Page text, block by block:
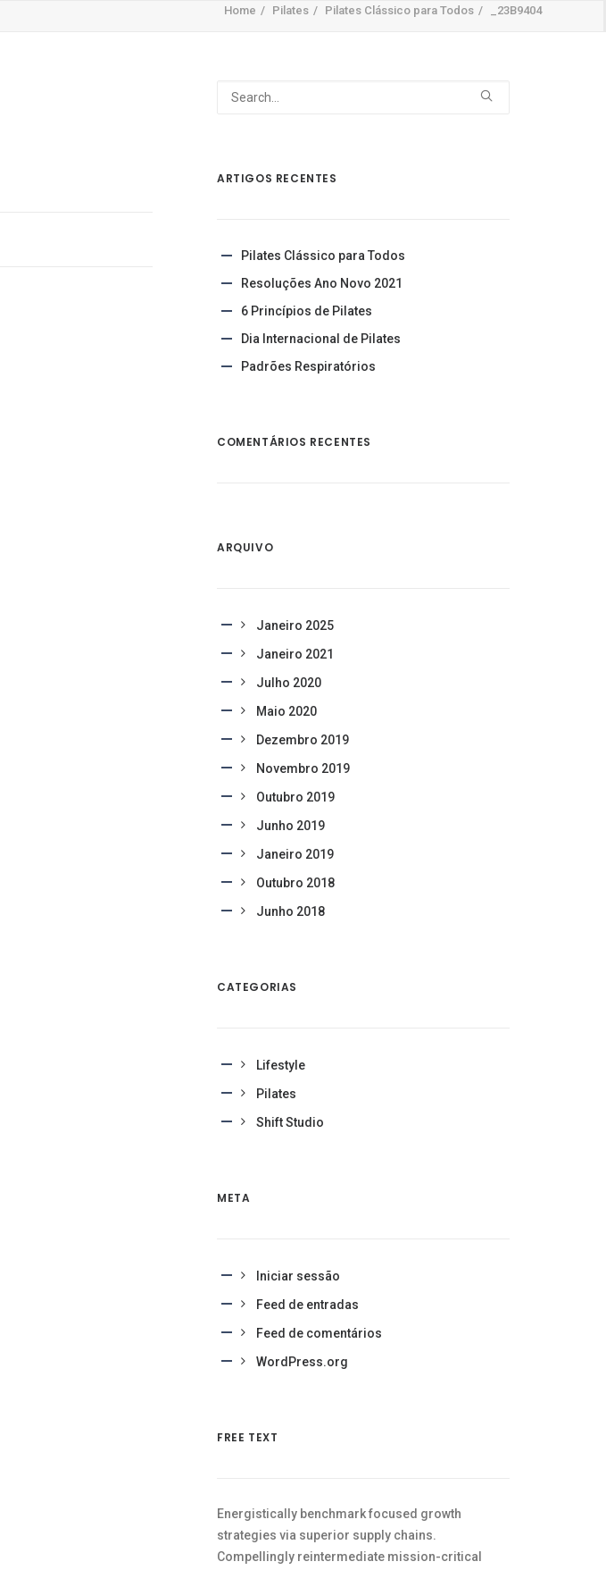
Home Pilates Pilates Clássico para Todos _23B9404
ARTIGOS RECENTES
Pilates Clássico para Todos
Resoluções Ano Novo 2021
6 Princípios de Pilates
Dia Internacional de Pilates
Padrões Respiratórios
COMENTÁRIOS RECENTES
ARQUIVO
Janeiro 2025
Janeiro 2021
Julho 2020
Maio 2020
Dezembro 2019
Novembro 2019
Outubro 2019
Junho 2019
Janeiro 2019
Outubro 2018
Junho 2018
CATEGORIAS
Lifestyle
Pilates
Shift Studio
META
Iniciar sessão
Feed de entradas
Feed de comentários
WordPress.org
FREE TEXT
Energistically benchmark focused growth
strategies via superior supply chains.
Compellingly reintermediate mission-critical